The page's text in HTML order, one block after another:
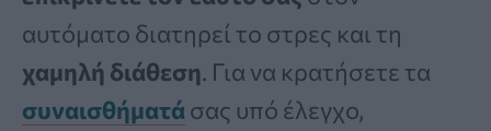
αυτόματο διατηρεί το στρες και τη
χαμηλή διάθεση. Για να κρατήσετε τα
συναισθήματά σας υπό έλεγχο,